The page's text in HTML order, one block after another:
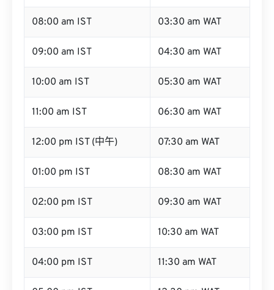
08:00 am IST 03:30 am WAT
09:00 am IST 04:30 am WAT
10:00 am IST 05:30 am WAT
11:00 am IST 06:30 am WAT
12:00 pm IST (中午) 07:30 am WAT
01:00 pm IST 08:30 am WAT
02:00 pm IST 09:30 am WAT
03:00 pm IST 10:30 am WAT
04:00 pm IST 11:30 am WAT